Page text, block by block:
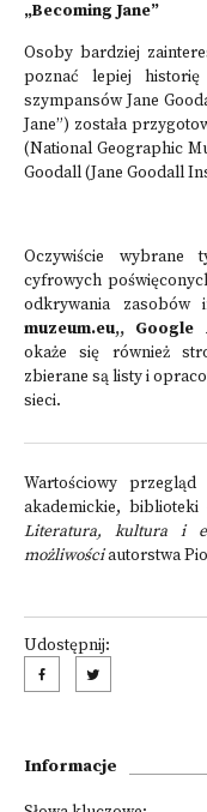
„Becoming Jane”
Osoby bardziej
poznać lepiej historię
szympansów Jane
Jane”) została
(National Geographic
Goodall (Jane Goodall
Oczywiście wybrane
cyfrowych
odkrywania zasobów
muzeum.eu,, Google
okaże się również
zbierane są listy i
sieci.
Wartościowy
akademickie,
Literatura, kultura i
możliwościautorstwa
Udostępnij:
Informacje